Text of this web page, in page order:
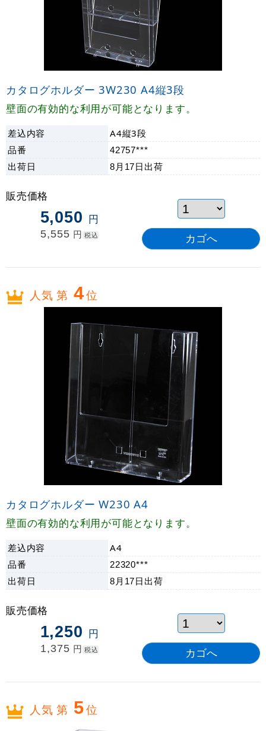
カタログホルダー 3W230 A4縦3段
壁面の有効的な利用が可能となります。
差込内容
A4縦3段
品番
42757***
出荷日 8月17日 出荷
販売価格
5,050 円
5,555 円 税込
人気 第 4位
カタログホルダー W230 A4
壁面の有効的な利用が可能となります。
差込内容
A4
品番
22320***
出荷日 8月17日 出荷
販売価格
1,250 円
1,375 円 税込
人気 第 5位